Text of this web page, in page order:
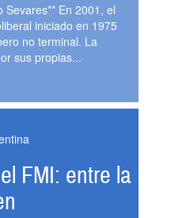
Sevares** En 2001, el
iniciado en 1975
no terminal. La
sus propias...
FMI: entre la